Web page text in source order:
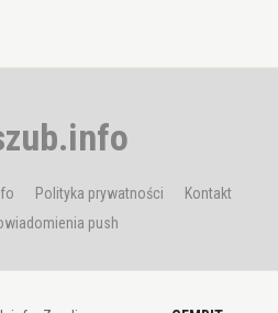
Polityka prywatności
Kontakt
push